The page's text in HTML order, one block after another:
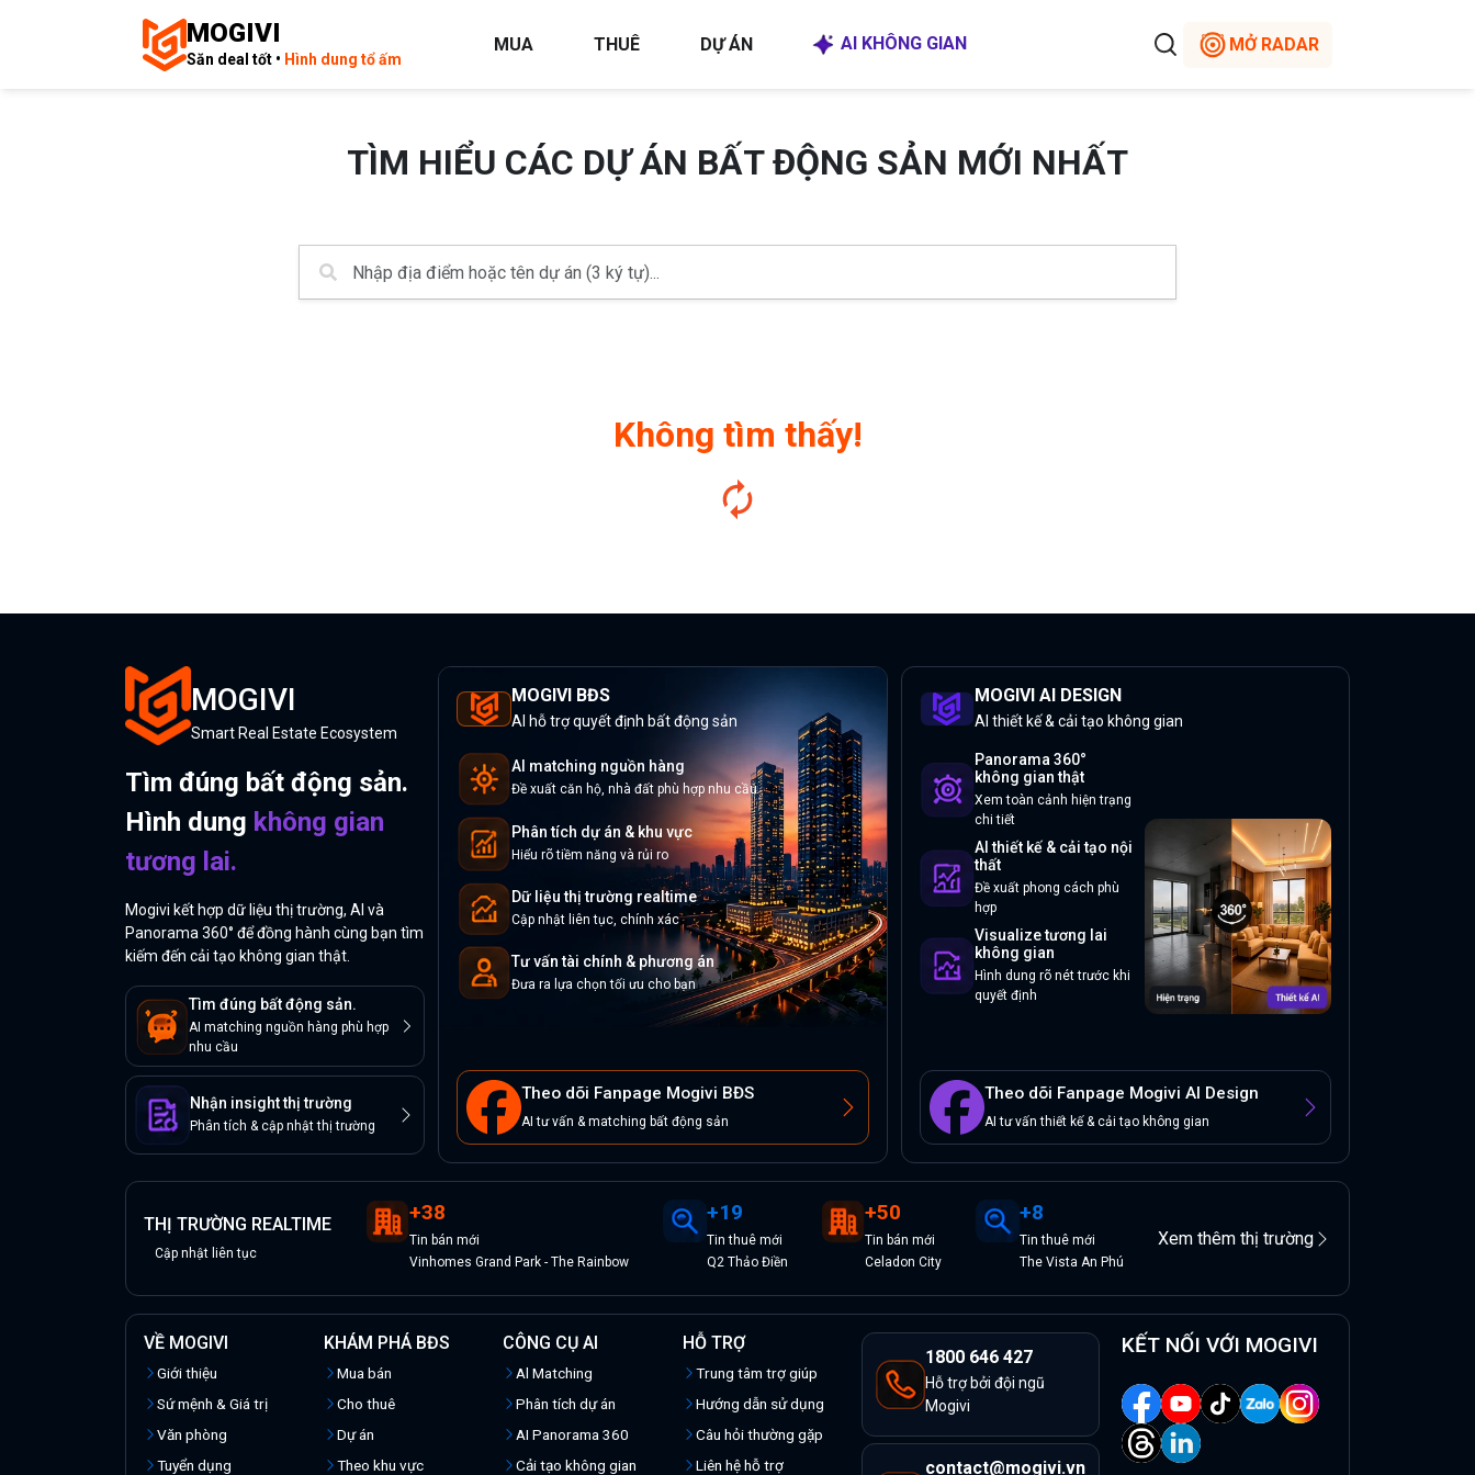
MOGIVI
Săn deal tốt • Hình dung tổ ấm
MUA THUÊ DỰ ÁN AI KHÔNG GIAN MỞ RADAR
TÌM HIỂU CÁC DỰ ÁN BẤT ĐỘNG SẢN MỚI NHẤT
Không tìm thấy!
MOGIVI
Smart Real Estate Ecosystem
Tìm đúng bất động sản.
Hình dung không gian
tương lai.
Mogivi kết hợp dữ liệu thị trường, AI và
Panorama 360° để đồng hành cùng bạn tìm
kiếm đến cải tạo không gian thật.
Tìm đúng bất động sản.
AI matching nguồn hàng phù hợp
nhu cầu
Nhận insight thị trường
Phân tích & cập nhật thị trường
MOGIVI BĐS
AI hỗ trợ quyết định bất động sản
AI matching nguồn hàng
Đề xuất căn hộ, nhà đất phù hợp nhu cầu
Phân tích dự án & khu vực
Hiểu rõ tiềm năng và rủi ro
Dữ liệu thị trường realtime
Cập nhật liên tục, chính xác
Tư vấn tài chính & phương án
Đưa ra lựa chọn tối ưu cho bạn
Theo dõi Fanpage Mogivi BĐS
AI tư vấn & matching bất động sản
MOGIVI AI DESIGN
AI thiết kế & cải tạo không gian
Panorama 360°
không gian thật
Xem toàn cảnh hiện trạng
chi tiết
AI thiết kế & cải tạo nội
thất
Đề xuất phong cách phù
hợp
Visualize tương lai
không gian
Hình dung rõ nét trước khi
quyết định
Theo dõi Fanpage Mogivi AI Design
AI tư vấn thiết kế & cải tạo không gian
THỊ TRƯỜNG REALTIME
Cập nhật liên tục
+38
Tin bán mới
Vinhomes Grand Park - The Rainbow
+19
Tinthuêmới
Q2 Thảo Điền
+50
Tin bán mới
Celadon City
+8
Tinthuê mới
The Vista An Phú
Xem thêm thị trường
VỀ MOGIVI
Giới thiệu
Sứ mệnh & Giá trị
Văn phòng
Tuyển dụng
KHÁM PHÁ BĐS
Mua bán
Cho thuê
Dự án
Theo khu vực
CÔNG CỤ AI
Al Matching
Phân tích dự án
AI Panorama 360
Cải tạo không gian
HỖ TRỢ
Trung tâm trợ giúp
Hướng dẫn sử dụng
Câu hỏi thường gặp
Liên hệ hỗ trợ
1800 646 427
Hỗ trợ bởi đội ngũ
Mogivi
contact@mogivi.vn
KẾT NỐI VỚI MOGIVI